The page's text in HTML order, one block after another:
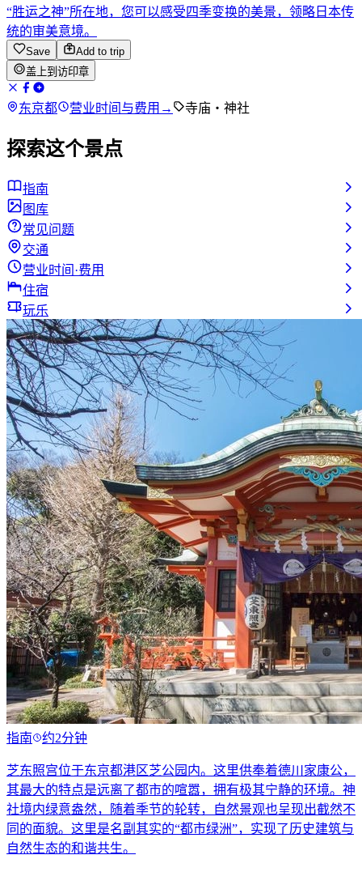
“胜运之神”所在地，您可以感受四季变换的美景，领略日本传
统的审美意境。
Save
Add to trip
盖上到访印章
东京都 营业时间与费用 → 寺庙・神社
探索这个景点
指南
图库
常见问题
交通
营业时间·费用
住宿
玩乐
指南 约2分钟
芝东照宫位于东京都港区芝公园内。这里供奉着德川家康公，
其最大的特点是远离了都市的喧嚣，拥有极其宁静的环境。神
社境内绿意盎然，随着季节的轮转，自然景观也呈现出截然不
同的面貌。这里是名副其实的“都市绿洲”，实现了历史建筑与
自然生态的和谐共生。